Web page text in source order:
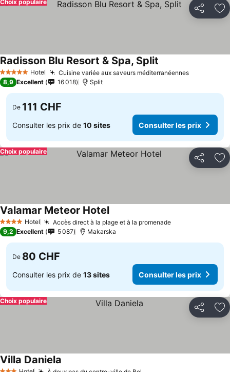
Partager
Choix populaire
5 Étoiles Hotel Cuisine variée aux saveurs méditerranéennes
Radisson Blu Resort & Spa, Split
8,9 Excellent 16 018 Split
De 111 CHF
Consulter les prix de 10 sites Consulter les prix
Partager
Choix populaire
4 Étoiles Hotel Accès direct à la plage et à la promenade
Valamar Meteor Hotel
9,2 Excellent 5 087 Makarska
De 80 CHF
Consulter les prix de 13 sites Consulter les prix
Partager
Choix populaire
Villa Daniela